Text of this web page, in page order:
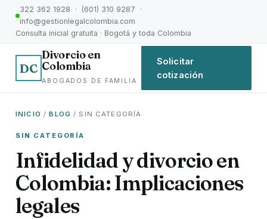
322 362 1928 · (601) 310 9287 ·
info@gestionlegalcolombia.com
Consulta inicial gratuita · Bogotá y toda Colombia
DC
Divorcio en
Colombia
ABOGADOS DE FAMILIA
Solicitar
cotización
INICIO /BLOG / SIN CATEGORÍA
SIN CATEGORÍA
Infidelidad y divorcio en
Colombia: Implicaciones
legales